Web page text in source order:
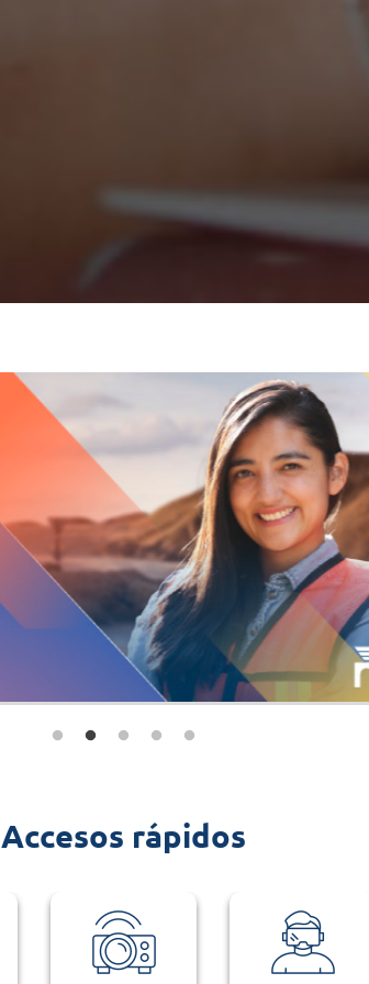
Sector minero
10 cursos gratuitos y
línea (alianza Mine
que fortalecen tu
educación minera.
VER MÁS
Accesos rápidos